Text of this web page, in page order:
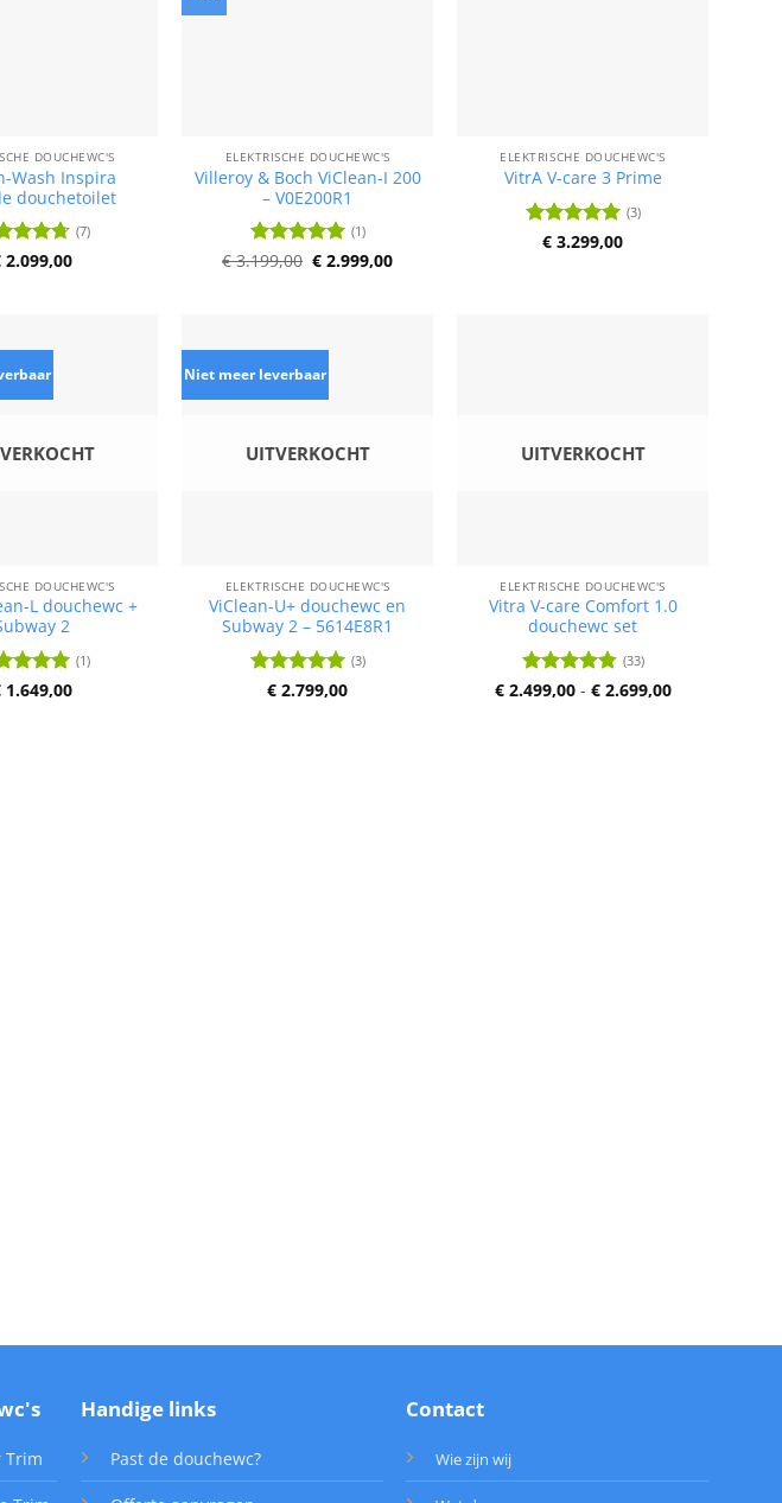
DOUCHEWC'S
Wash Inspira
douchetoilet
(7)
2.099,00
ELEKTRISCHE DOUCHEWC'S
Villeroy & Boch ViClean-I 200
– V0E200R1
Waardering
(1)
€3.199,00 Oorspronkelijke
prijs
€ 2.999,00Huidige
ELEKTRISCHE DOUCHEWC'S
VitrA V-care 3 Prime
Waardering
(3)
€ 3.299,00
DOUCHEWC'S
L douchewc +
2
(1)
1.649,00
Niet meer leverbaar
UITVERKOCHT
ELEKTRISCHE DOUCHEWC'S
ViClean-U+ douchewc en
Subway 2 – 5614E8R1
Waardering
(3)
€ 2.799,00
UITVERKOCHT
ELEKTRISCHE DOUCHEWC'S
Vitra V-care Comfort 1.0
douchewc set
Waardering
(33)
€2.499,00 - €2.699,00Prijsklasse:
€ 2.499,00
Trim
Handige links
Past de douchewc?
Contact
Wie zijn wij